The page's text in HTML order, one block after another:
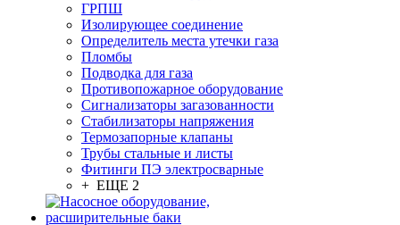
ГРПШ
Изолирующее соединение
Определитель места утечки газа
Пломбы
Подводка для газа
Противопожарное оборудование
Сигнализаторы загазованности
Стабилизаторы напряжения
Термозапорные клапаны
Трубы стальные и листы
Фитинги ПЭ электросварные
+ ЕЩЕ 2